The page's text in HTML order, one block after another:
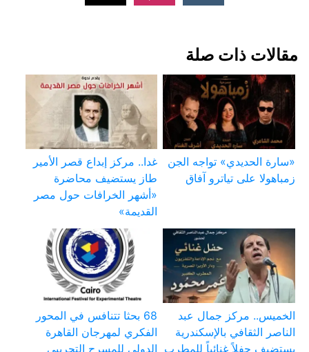
مقالات ذات صلة
«سارة الحديدي» تواجه الجن
زمباهولا على تياترو آفاق
غدا.. مركز إبداع قصر الأمير
طاز يستضيف محاضرة
«أشهر الخرافات حول مصر
القديمة»
الخميس.. مركز جمال عبد
الناصر الثقافي بالإسكندرية
يستضيف حفلاً غنائياً للمطرب
68 بحثا تتنافس في المحور
الفكري لمهرجان القاهرة
الدولي للمسرح التجريبي